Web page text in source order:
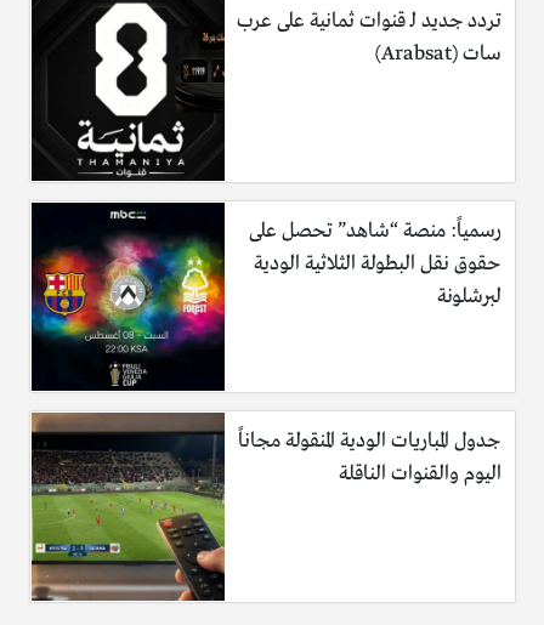
تردد جديد لـ قنوات ثمانية على عرب
سات (Arabsat)
رسمياً: منصة “شاهد” تحصل على
حقوق نقل البطولة الثلاثية الودية
لبرشلونة
جدول المباريات الودية المنقولة مجاناً
اليوم والقنوات الناقلة